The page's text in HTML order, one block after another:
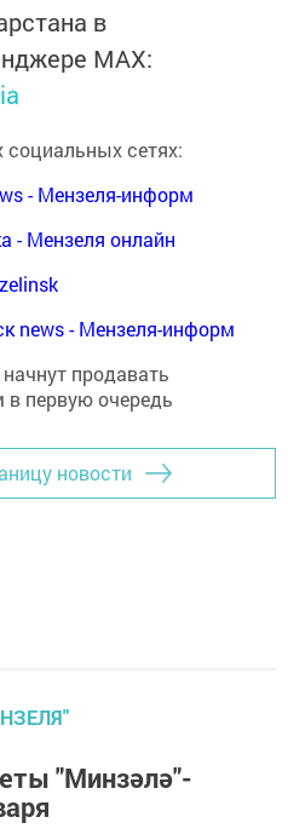
в
MАХ:
социальных сетях:
- Мензеля-информ
- Мензеля онлайн
news - Мензеля-информ
новости
"Минзәлә"-